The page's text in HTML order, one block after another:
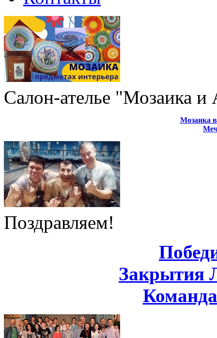
Салон-ателье "Мозаика
Мозаика в
Поздравляем!
Закрытия